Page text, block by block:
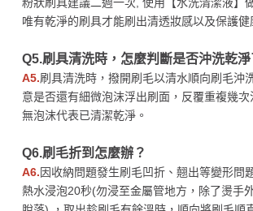
粉狀刷具建議二週一次, 使用【水洗清潔液】
唯有乾淨的刷具才能刷出清透妝感以及保護健
Q5.刷具清洗時，怎麼判斷是否沖洗乾淨
A5.刷具清洗時，撥開刷毛以清水順向刷毛沖
意是否還有細微泡沫浮出刷面，反覆重複幾
無泡沫代表已清潔乾淨。
Q6.刷毛折到怎麼辦？
A6.因收納問題發生刷毛凹折、翹出等變形問
熱水浸泡20秒(勿浸至金屬管地方，除了燙手